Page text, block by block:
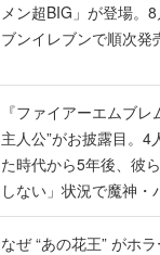
メン超BIG」が登場。
ブンイレブンで順次発
『ファイアーエムブ
主人公”がお披露目。4
た時代から5年後、彼
しない」状況で魔神・
なぜ “あの花王” がホ